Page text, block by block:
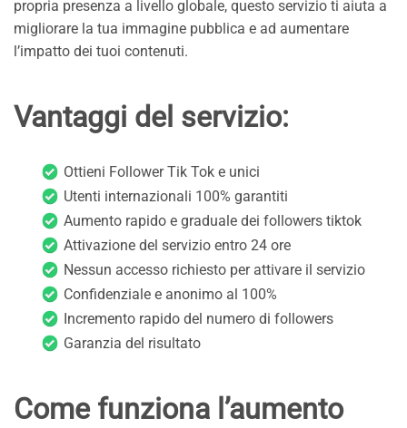
propria presenza a livello globale, questo servizio ti aiuta a
migliorare la tua immagine pubblica e ad aumentare
l’impatto dei tuoi contenuti.
Vantaggi del servizio:
Ottieni Follower Tik Tok e unici
Utenti internazionali 100% garantiti
Aumento rapido e graduale dei followers tiktok
Attivazione del servizio entro 24 ore
Nessun accesso richiesto per attivare il servizio
Confidenziale e anonimo al 100%
Incremento rapido del numero di followers
Garanzia del risultato
Come funziona l’aumento